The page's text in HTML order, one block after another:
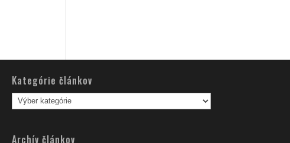
Kategórie článkov
Kategórie
článkov
Archív článkov